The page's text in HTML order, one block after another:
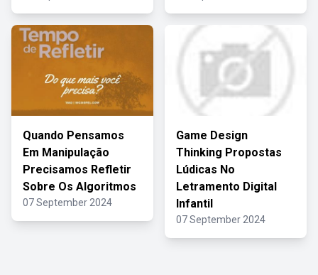
Quando Pensamos
Em Manipulação
Precisamos Refletir
Sobre Os Algoritmos
07 September 2024
Game Design
Thinking Propostas
Lúdicas No
Letramento Digital
Infantil
07 September 2024